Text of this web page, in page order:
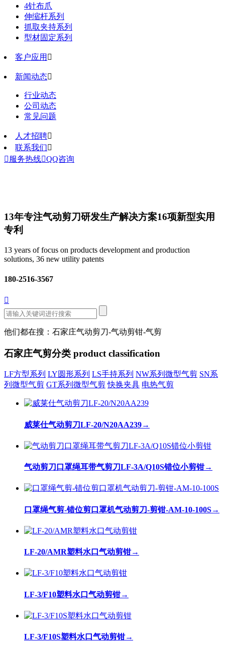
4针布爪
伸缩杆系列
抓取夹持系列
型材固定系列
客户应用 
新闻动态
行业动态
公司动态
常见问题
人才招聘
联系我们
 服务热线QQ咨询
13年专注气动剪刀研发生产解决方案16项新型实用
专利
13 years of focus on products development and production
solutions, 36 new utility patents
180-2516-3567

他们都在搜：石家庄气动剪刀-气动剪钳-气剪
石家庄气剪分类 product classification
LF方型系列 LY圆形系列 LS手持系列 NW系列微型气剪 SN系
列微型气剪 GT系列微型气剪 快换夹具 电热气剪
威莱仕气动剪刀LF-20/N20AA239→
气动剪刀口罩绳耳带气剪刀LF-3A/Q10S错位小剪钳→
口罩绳气剪-错位剪口罩机气动剪刀-剪钳-AM-10-100S→
LF-20/AMR塑料水口气动剪钳→
LF-3/F10塑料水口气动剪钳→
LF-3/F10S塑料水口气动剪钳→